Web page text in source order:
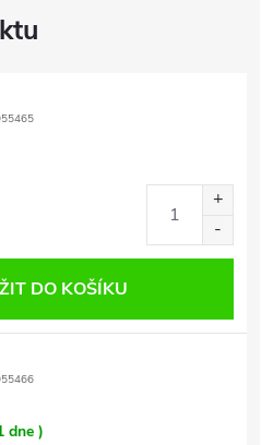
DO KOŠÍKU
dne )